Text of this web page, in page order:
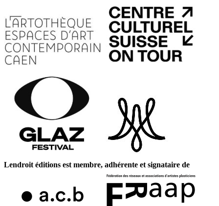
Lendroit éditions est membre, adhérente et signataire de